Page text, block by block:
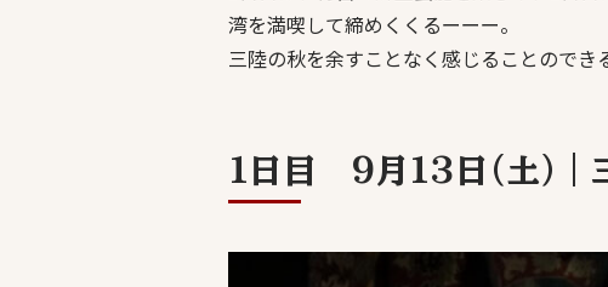
湾を満喫して締めくくるーーー。
三陸の秋を余すことなく感じることのでき
1日目 9月13日（土）｜